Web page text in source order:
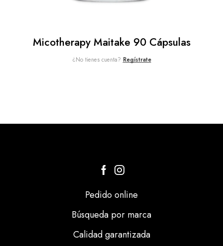
Micotherapy Maitake 90 Cápsulas
¿No tienes cuenta? Regístrate
Pedido online
Búsqueda por marca
Calidad garantizada